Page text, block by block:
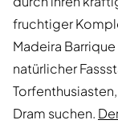
fruchtiger
Madeira
natürlicher
Dram suchen.